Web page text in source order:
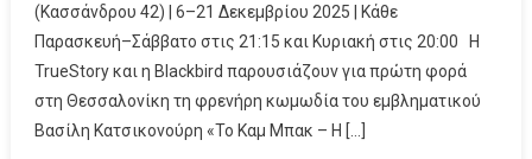
(Κασσάνδρου 42) | 6–21 Δεκεμβρίου 2025 | Κάθε
Παρασκευή–Σάββατο στις 21:15 και Κυριακή στις 20:00 Η
TrueStory και η Blackbird παρουσιάζουν για πρώτη φορά
στη Θεσσαλονίκη τη φρενήρη κωμωδία του εμβληματικού
Βασίλη Κατσικονούρη «Το Καμ Μπακ – Η […]